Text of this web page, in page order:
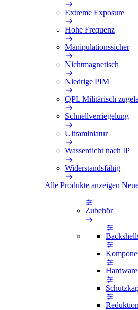
Extreme Exposure
Hohe Frequenz
Manipulationssicher
Nichtmagnetisch
Niedrige PIM
QPL Militärisch
Schnellverriegelung
Ultraminiatur
Wasserdicht nach IP
Widerstandsfähig
Alle Produkte anzeigen
Zubehör
Hardware